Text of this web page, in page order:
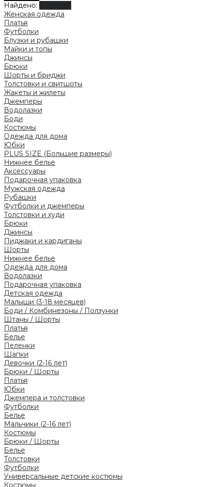
Найдено:
Женская одежда
Платья
Футболки
Блузки и рубашки
Майки и топы
Джинсы
Брюки
Шорты и бриджи
Толстовки и свитшоты
Жакеты и жилеты
Джемперы
Водолазки
Боди
Костюмы
Одежда для дома
Юбки
PLUS SIZE (Большие размеры)
Нижнее белье
Аксессуары
Подарочная упаковка
Мужская одежда
Рубашки
Футболки и джемперы
Толстовки и худи
Брюки
Джинсы
Пиджаки и кардиганы
Шорты
Нижнее белье
Одежда для дома
Водолазки
Подарочная упаковка
Детская одежда
Малыши (3-18 месяцев)
Боди / Комбинезоны / Ползунки
Штаны / Шорты
Платья
Белье
Пеленки
Шапки
Девочки (2-16 лет)
Брюки / Шорты
Платья
Юбки
Джемпера и толстовки
Футболки
Белье
Мальчики (2-16 лет)
Костюмы
Брюки / Шорты
Белье
Толстовки
Футболки
Универсальные детские костюмы
Костюмы